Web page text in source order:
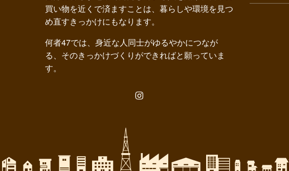
買い物を近くで済ますことは、暮らしや環境を見つ
め直すきっかけにもなります。
何者47では、身近な人同士がゆるやかにつなが
る、そのきっかけづくりができればと願っていま
す。